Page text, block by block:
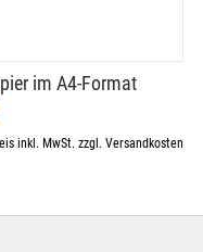
im A4-​Format
inkl. MwSt. zzgl. Versandkosten